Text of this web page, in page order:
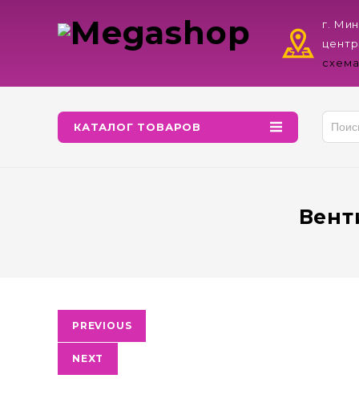
г.
КАТАЛОГ ТОВАРОВ
PREVIOUS
NEXT